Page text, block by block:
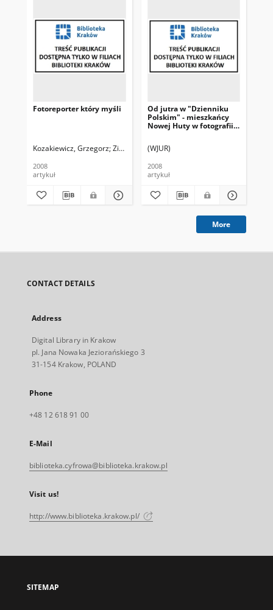
Fotoreporter który myśli
Kozakiewicz, Grzegorz Ziemiański, Grzegorz. Fot.
2008
artykuł
Od jutra w "Dzienniku
Polskim" - mieszkańcy
Nowej Huty w fotografii
(WJUR)
2008
artykuł
More
CONTACT DETAILS
Address
Digital Library in Krakow
pl. Jana Nowaka Jeziorańskiego 3
31-154 Krakow, POLAND
Phone
+48 12 618 91 00
E-Mail
biblioteka.cyfrowa@biblioteka.krakow.pl
Visit us!
http://www.biblioteka.krakow.pl/
SITEMAP